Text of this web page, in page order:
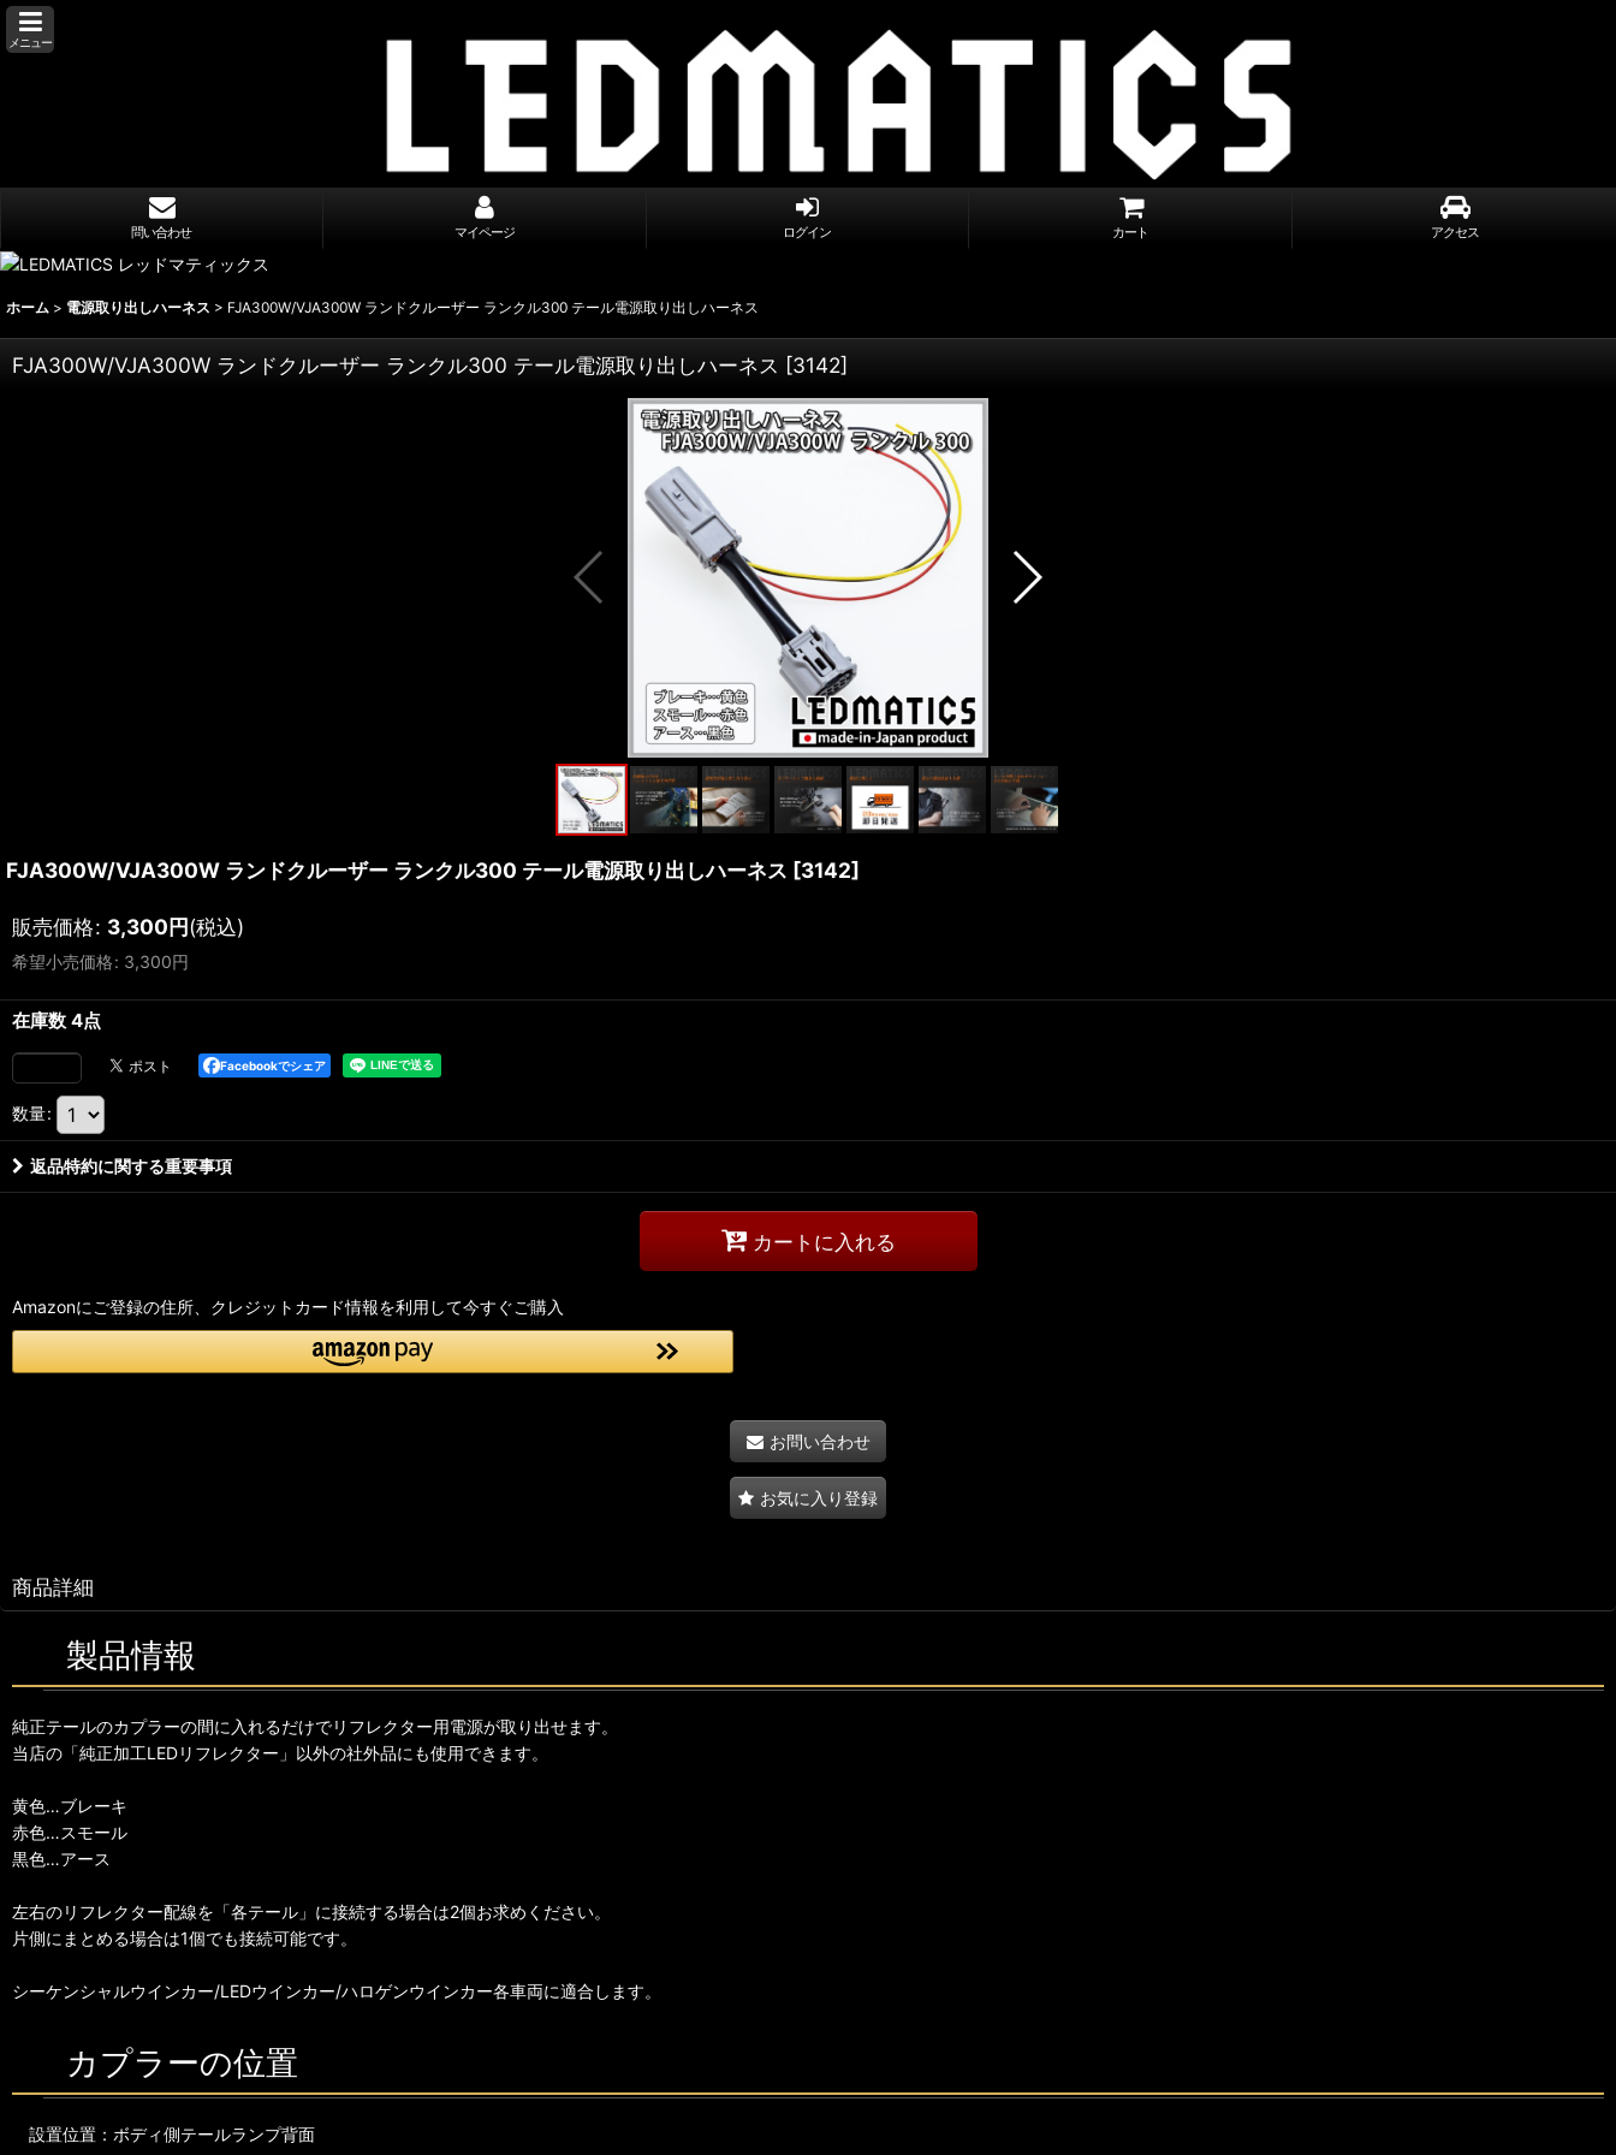
メニュー
問い合わせ マイページ ログイン カート アクセス
ホーム > 電源取り出しハーネス > FJA300W/VJA300W ランドクルーザー ランクル300 テール電源取り出しハーネス
FJA300W/VJA300W ランドクルーザー ランクル300 テール電源取り出しハーネス [3142]
FJA300W/VJA300W ランドクルーザー ランクル300 テール電源取り出しハーネス [3142]
販売価格: 3,300円(税込)
希望小売価格: 3,300円
在庫数 4点
Facebookでシェア
数量:
返品特約に関する重要事項
カートに入れる
Amazonにご登録の住所、クレジットカード情報を利用して今すぐご購入
お問い合わせ
お気に入り登録
商品詳細
製品情報
純正テールのカプラーの間に入れるだけでリフレクター用電源が取り出せます。
当店の「純正加工LEDリフレクター」以外の社外品にも使用できます。
黄色…ブレーキ
赤色…スモール
黒色…アース
左右のリフレクター配線を「各テール」に接続する場合は2個お求めください。
片側にまとめる場合は1個でも接続可能です。
シーケンシャルウインカー/LEDウインカー/ハロゲンウインカー各車両に適合します。
カプラーの位置
設置位置：ボディ側テールランプ背面